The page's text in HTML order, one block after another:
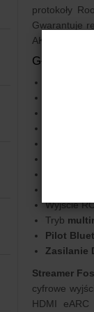
protokoły
Gwarantuje
AK4493SEQ
Główne
Obsługa
Wyjście
Tryb
Pilot
Zasilanie
Streamer
cyfrowe
HDMI